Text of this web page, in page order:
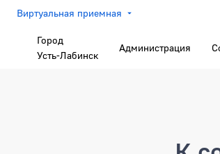
Виртуальная приемная
Город
Усть-Лабинск
Администрация